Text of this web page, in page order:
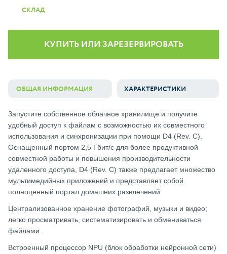
СКЛАД
КУПИТЬ ИЛИ ЗАРЕЗЕРВИРОВАТЬ
ОБЩАЯ ИНФОРМАЦИЯ ХАРАКТЕРИСТИКИ
Запустите собственное облачное хранилище и получите
удобный доступ к файлам с возможностью их совместного
использования и синхронизации при помощи D4 (Rev. C).
Оснащенный портом 2,5 Гбит/с для более продуктивной
совместной работы и повышения производительности
удаленного доступа, D4 (Rev. C) также предлагает множество
мультимедийных приложений и представляет собой
полноценный портал домашних развлечений.
Централизованное хранение фотографий, музыки и видео;
легко просматривать, систематизировать и обмениваться
файлами.
Встроенный процессор NPU (блок обработки нейронной сети)